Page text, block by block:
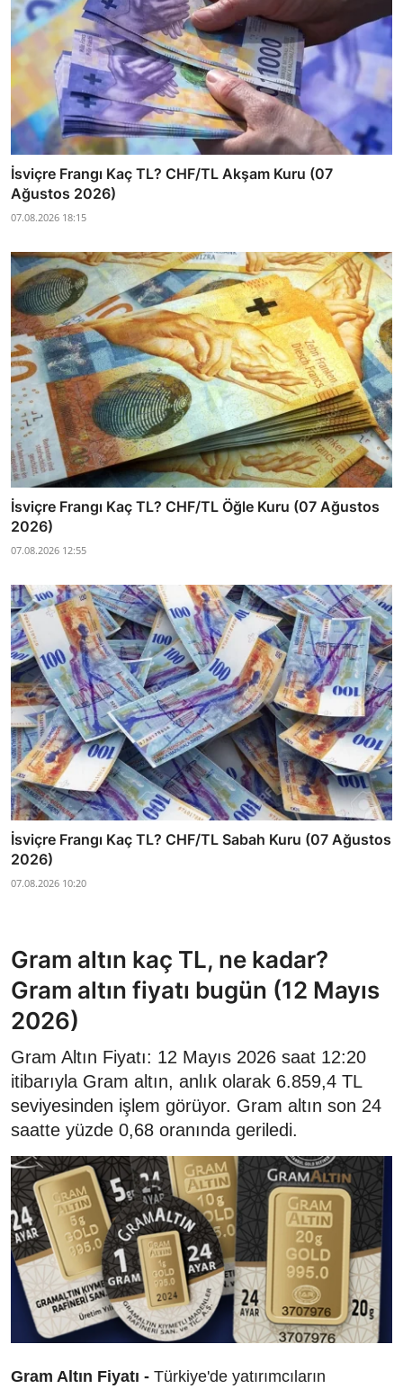
İsviçre Frangı Kaç TL? CHF/TL Akşam Kuru (07
Ağustos 2026)
07.08.2026 18:15
İsviçre Frangı Kaç TL? CHF/TL Öğle Kuru (07 Ağustos
2026)
07.08.2026 12:55
İsviçre Frangı Kaç TL? CHF/TL Sabah Kuru (07 Ağustos
2026)
07.08.2026 10:20
Gram altın kaç TL, ne kadar?
Gram altın fiyatı bugün (12 Mayıs
2026)
Gram Altın Fiyatı: 12 Mayıs 2026 saat 12:20
itibarıyla Gram altın, anlık olarak 6.859,4 TL
seviyesinden işlem görüyor. Gram altın son 24
saatte yüzde 0,68 oranında geriledi.
Gram Altın Fiyatı - Türkiye'de yatırımcıların